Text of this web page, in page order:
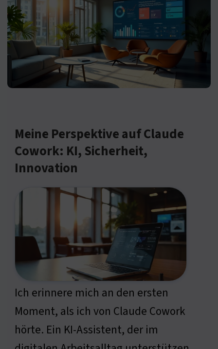
Meine Perspektive auf Claude
Cowork: KI, Sicherheit,
Innovation
Ich erinnere mich an den ersten
Moment, als ich von Claude Cowork
hörte. Ein KI-Assistent, der im